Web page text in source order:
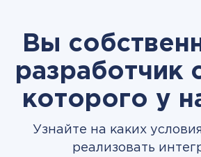
Вы
разработчик
которого у
Узнайте на каких
реализовать